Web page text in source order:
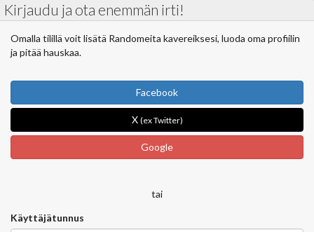
Kirjaudu ja ota enemmän irti!
Omalla tilillä voit lisätä Randomeita kavereiksesi, luoda oma profiilin
ja pitää hauskaa.
Facebook
X (ex Twitter)
Google
tai
Käyttäjätunnus